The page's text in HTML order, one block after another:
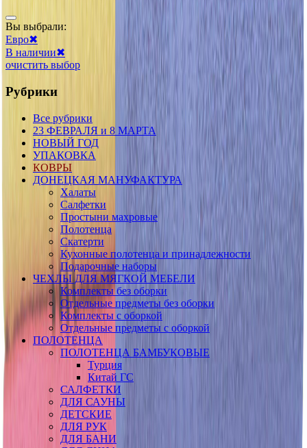
Вы выбрали:
Евро✖
В наличии✖
очистить выбор
Рубрики
Все рубрики
23 ФЕВРАЛЯ и 8 МАРТА
НОВЫЙ ГОД
УПАКОВКА
КОВРЫ
ДОНЕЦКАЯ МАНУФАКТУРА
Халаты
Салфетки
Простыни махровые
Полотенца
Скатерти
Кухонные полотенца и принадлежности
Подарочные наборы
ЧЕХЛЫ ДЛЯ МЯГКОЙ МЕБЕЛИ
Комплекты без оборки
Отдельные предметы без оборки
Комплекты с оборкой
Отдельные предметы с оборкой
ПОЛОТЕНЦА
ПОЛОТЕНЦА БАМБУКОВЫЕ
Турция
Китай ГС
САЛФЕТКИ
ДЛЯ САУНЫ
ДЕТСКИЕ
ДЛЯ РУК
ДЛЯ БАНИ